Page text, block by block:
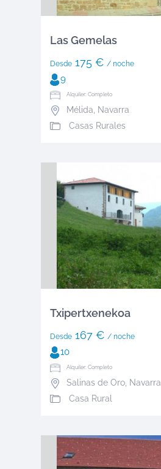
Las Gemelas
Desde175 € / noche
9
Alquiler: Completo
Mélida, Navarra
Casas Rurales
Txipertxenekoa
Desde167 € / noche
10
Alquiler: Completo
Salinas de Oro, Navarra
Casa Rural